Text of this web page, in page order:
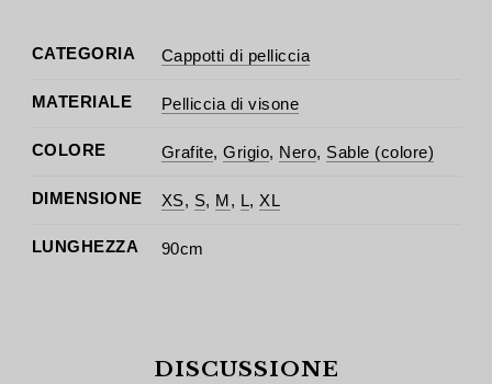
CATEGORIA Cappotti di pelliccia
MATERIALE Pelliccia di visone
COLORE Grafite, Grigio, Nero, Sable (colore)
DIMENSIONE XS, S, M , L, XL
LUNGHEZZA 90cm
DISCUSSIONE